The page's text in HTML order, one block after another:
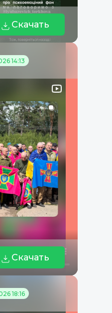
Скачать
14:13
Скачать
18:16